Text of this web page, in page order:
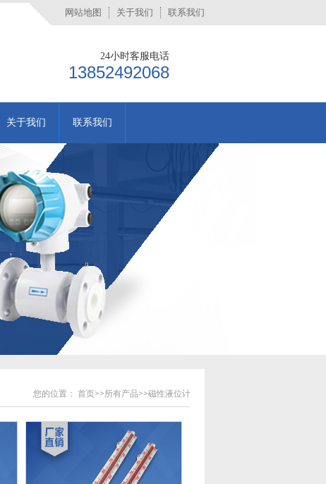
网站地图 关于我们 联系我们
24小时客服电话
13852492068
关于我们 联系我们
您的位置： 首页>>所有产品>>磁性液位计